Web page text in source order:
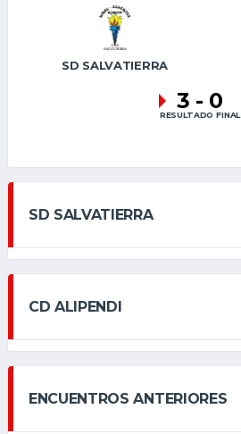
SD SALVATIERRA
3 - 0
RESULTADO FINAL
SD SALVATIERRA
CD ALIPENDI
ENCUENTROS ANTERIORES